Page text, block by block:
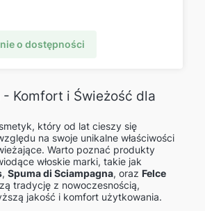
o dostępności
- Komfort i Świeżość dla
który od lat cieszy się
na swoje unikalne właściwości
Warto poznać produkty
włoskie marki, takie jak
, Spuma di Sciampagna, oraz Felce
tradycję z nowoczesnością,
jakość i komfort użytkowania.